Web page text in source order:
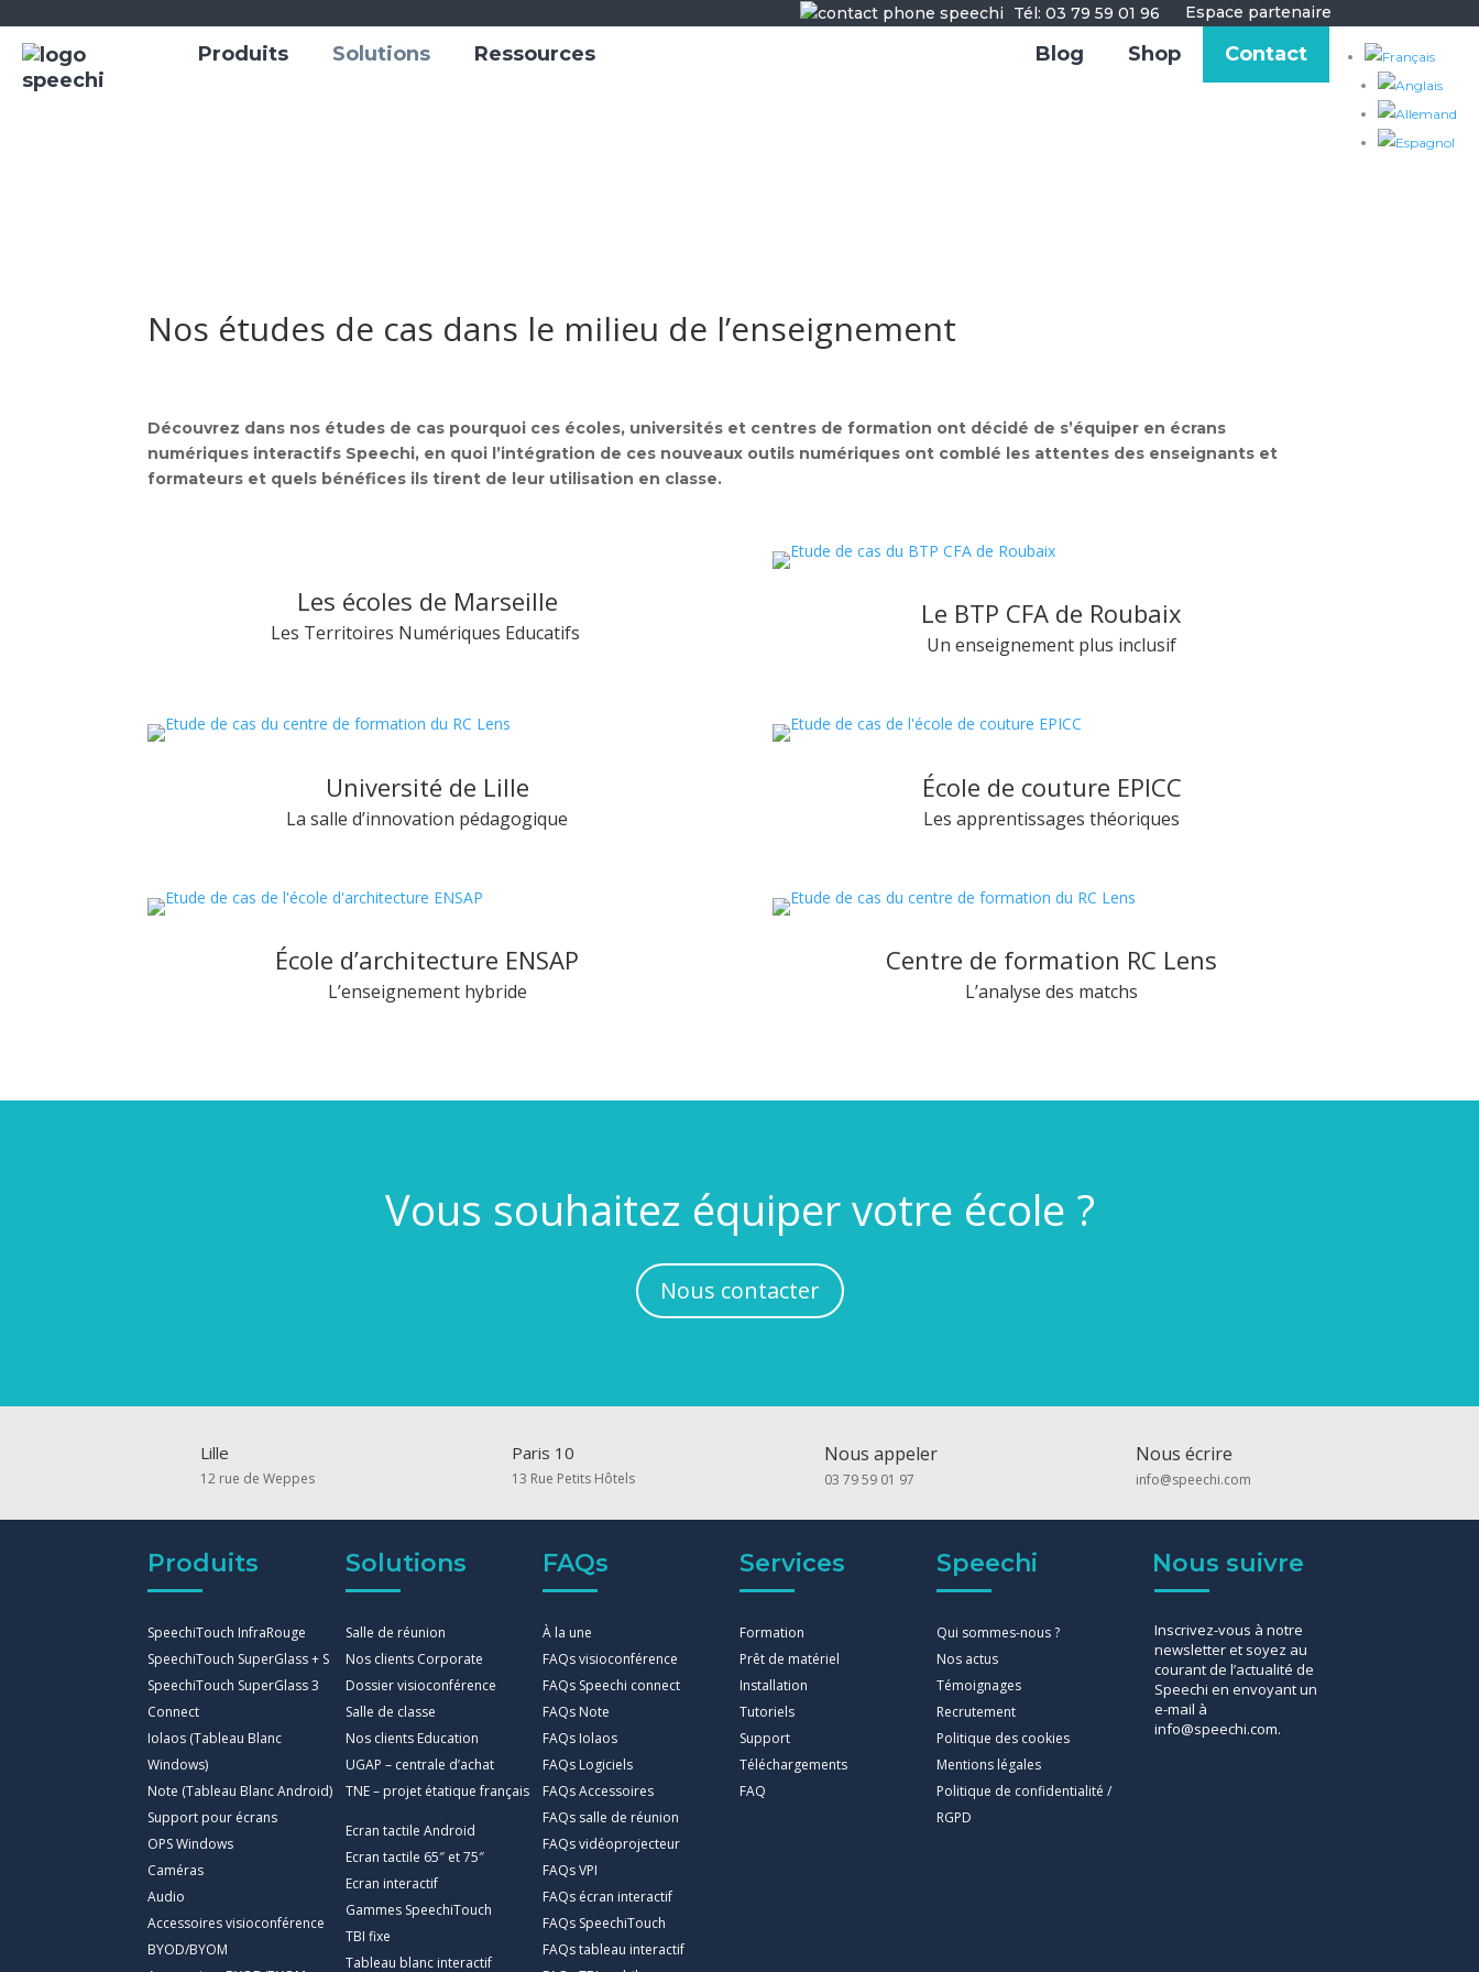
Tél: 03 79 59 01 96 Espace partenaire
Produits Solutions Ressources Contact
Shop
Blog
Nos études de cas dans le milieu de l’enseignement
Découvrez dans nos études de cas pourquoi ces écoles, universités et centres de formation ont décidé de s’équiper en écrans
numériques interactifs Speechi, en quoi l’intégration de ces nouveaux outils numériques ont comblé les attentes des enseignants et
formateurs et quels bénéfices ils tirent de leur utilisation en classe.
Les écoles de Marseille
Les Territoires Numériques Educatifs
Le BTP CFA de Roubaix
Un enseignement plus inclusif
Université de Lille
La salle d’innovation pédagogique
École de couture EPICC
Les apprentissages théoriques
École d’architecture ENSAP
L’enseignement hybride
Centre de formation RC Lens
L’analyse des matchs
Vous souhaitez équiper votre école ?
Nous contacter
Lille
12 rue de Weppes
Paris 10
13 Rue Petits Hôtels
Nous appeler
03 79 59 01 97
Nous écrire
info@speechi.com
Produits
SpeechiTouch InfraRouge
SpeechiTouch SuperGlass + S
SpeechiTouch SuperGlass 3
Connect
Iolaos (Tableau Blanc
Windows)
Note (Tableau Blanc Android)
Support pour écrans
OPS Windows
Caméras
Audio
Accessoires visioconférence
BYOD/BYOM
Solutions
Salle de réunion
Nos clients Corporate
Dossier visioconférence
Salle de classe
Nos clients Education
UGAP – centrale d’achat
TNE – projet étatique français
Ecran tactile Android
Ecran tactile 65″ et 75″
Ecran interactif
Gammes SpeechiTouch
TBI fixe
Tableau blanc interactif
FAQs
À la une
FAQs visioconférence
FAQs Speechi connect
FAQs Note
FAQs Iolaos
FAQs Logiciels
FAQs Accessoires
FAQs salle de réunion
FAQs vidéoprojecteur
FAQs VPI
FAQs écran interactif
FAQs SpeechiTouch
FAQs tableau interactif
Services
Formation
Prêt de matériel
Installation
Tutoriels
Support
Téléchargements
FAQ
Speechi
Qui sommes-nous ?
Nos actus
Témoignages
Recrutement
Politique des cookies
Mentions légales
Politique de confidentialité /
RGPD
Nous suivre
Inscrivez-vous à notre
newsletter et soyez au
courant de l’actualité de
Speechi en envoyant un
e-mail à
info@speechi.com.